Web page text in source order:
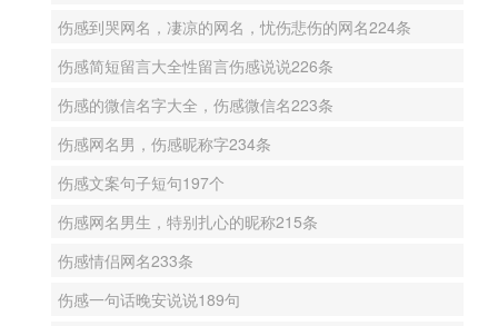
伤感到哭网名，凄凉的网名，忧伤悲伤的网名224条
伤感简短留言大全性留言伤感说说226条
伤感的微信名字大全，伤感微信名223条
伤感网名男，伤感昵称字234条
伤感文案句子短句197个
伤感网名男生，特别扎心的昵称215条
伤感情侣网名233条
伤感一句话晚安说说189句